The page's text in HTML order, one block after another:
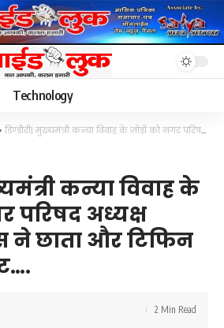
Technology
डिण्डौरी| मुख्यमंत्री कन्या विवाह के जोड़ों को नगर परिषद अध्यक्ष सुनीता सारस ने छाता और टिफिन सेट किया भेंट….
कन्या विवाह के
परिषद अध्यक्ष
ने छाता और टिफिन
2 Min Read